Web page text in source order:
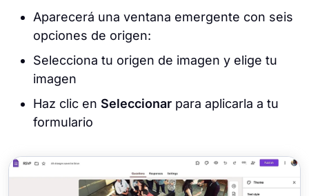
Aparecerá una ventana emergente con seis
opciones de origen:
Selecciona tu origen de imagen y elige tu
imagen
Haz clic en Seleccionar para aplicarla a tu
formulario